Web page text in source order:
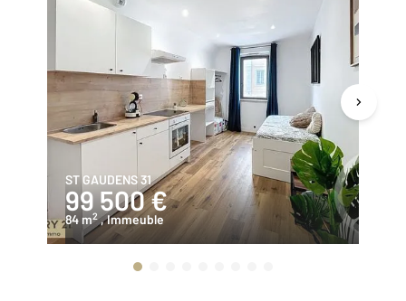
ST GAUDENS 31
99 500 €
84 m2 , Immeuble